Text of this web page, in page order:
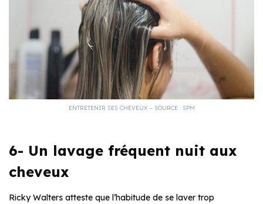
ENTRETENIR SES CHEVEUX – SOURCE : SPM
6- Un lavage fréquent nuit aux
cheveux
Ricky Walters atteste que l’habitude de se laver trop